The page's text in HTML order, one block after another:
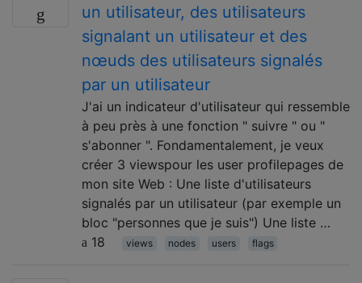
un utilisateur, des utilisateurs
signalant un utilisateur et des
nœuds des utilisateurs signalés
par un utilisateur
J'ai un indicateur d'utilisateur qui ressemble
à peu près à une fonction " suivre " ou "
s'abonner ". Fondamentalement, je veux
créer 3 viewspour les user profilepages de
mon site Web : Une liste d'utilisateurs
signalés par un utilisateur (par exemple un
bloc "personnes que je suis") Une liste …
18
views nodes users flags